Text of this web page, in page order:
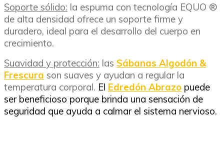
Soporte sólido: la espuma con tecnología EQUO ®
de alta densidad ofrece un soporte firme y
duradero, ideal para el desarrollo del cuerpo en
crecimiento.
Suavidad y protección: las Sábanas Algodón &
Frescura son suaves y ayudan a regular la
temperatura corporal. El Edredón Abrazo puede
ser beneficioso porque brinda una sensación de
seguridad que ayuda a calmar el sistema nervioso.